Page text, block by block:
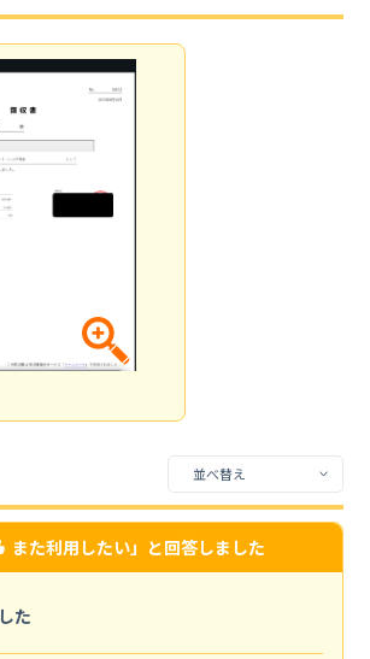
また利用したい」と回答しました
た